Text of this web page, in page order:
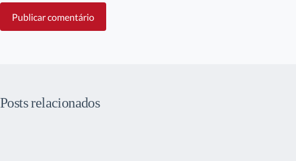
Publicar comentário
Posts relacionados